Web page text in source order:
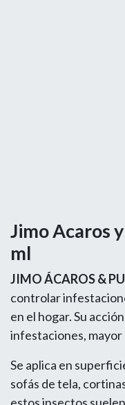
Jimo Acaros
ml
JIMO ÁCAROS &
controlar
en el hogar. Su
infestaciones,
Se aplica en
sofás de tela,